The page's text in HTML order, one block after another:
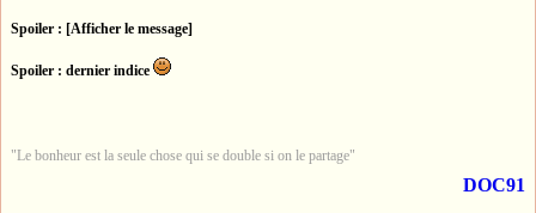
Spoiler : [Afficher le message]
Spoiler : dernier indice
"Le bonheur est la seule chose qui se double si on le partage"
DOC91